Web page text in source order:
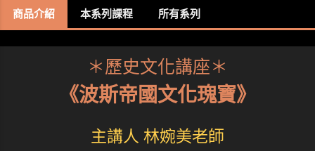
商品介紹 本系列課程 所有系列
＊歷史文化講座＊
《波斯帝國文化瑰寶》
主講人 林婉美老師